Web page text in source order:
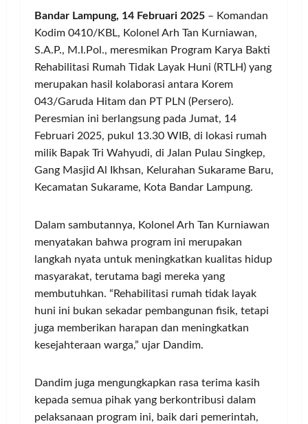
Bandar Lampung, 14 Februari 2025 – Komandan
Kodim 0410/KBL, Kolonel Arh Tan Kurniawan,
S.A.P., M.I.Pol., meresmikan Program Karya Bakti
Rehabilitasi Rumah Tidak Layak Huni (RTLH) yang
merupakan hasil kolaborasi antara Korem
043/Garuda Hitam dan PT PLN (Persero).
Peresmian ini berlangsung pada Jumat, 14
Februari 2025, pukul 13.30 WIB, di lokasi rumah
milik Bapak Tri Wahyudi, di Jalan Pulau Singkep,
Gang Masjid Al Ikhsan, Kelurahan Sukarame Baru,
Kecamatan Sukarame, Kota Bandar Lampung.
Dalam sambutannya, Kolonel Arh Tan Kurniawan
menyatakan bahwa program ini merupakan
langkah nyata untuk meningkatkan kualitas hidup
masyarakat, terutama bagi mereka yang
membutuhkan. “Rehabilitasi rumah tidak layak
huni ini bukan sekadar pembangunan fisik, tetapi
juga memberikan harapan dan meningkatkan
kesejahteraan warga,” ujar Dandim.
Dandim juga mengungkapkan rasa terima kasih
kepada semua pihak yang berkontribusi dalam
pelaksanaan program ini, baik dari pemerintah,